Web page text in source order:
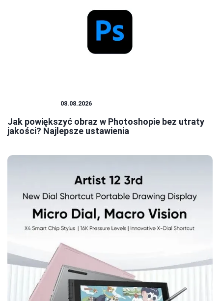
08.08.2026
Jak powiększyć obraz w Photoshopie bez utraty
jakości? Najlepsze ustawienia